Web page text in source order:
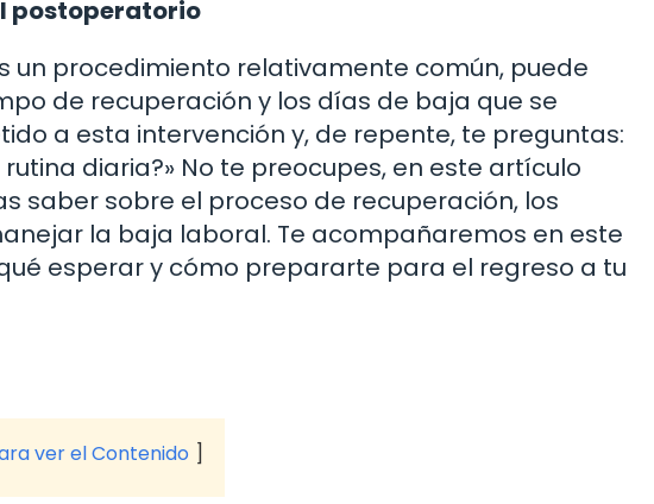
postoperatorio
un procedimiento relativamente común, puede
de recuperación y los días de baja que se
a esta intervención y, de repente, te preguntas:
diaria?» No te preocupes, en este artículo
saber sobre el proceso de recuperación, los
la baja laboral. Te acompañaremos en este
esperar y cómo prepararte para el regreso a tu
ver el Contenido